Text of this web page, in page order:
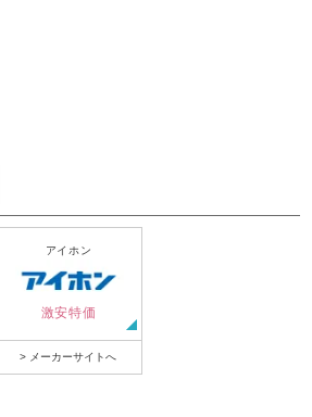
アイホン
激安特価
> メーカーサイトへ